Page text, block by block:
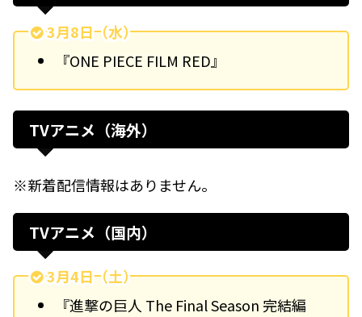
3月8日（水）
『ONE PIECE FILM RED』
TVアニメ（海外）
※新着配信情報はありません。
TVアニメ（国内）
3月4日（土）
『進撃の巨人 The Final Season 完結編